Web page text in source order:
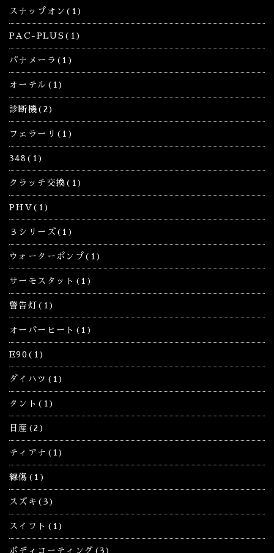
スナップオン(1)
PAC-PLUS(1)
パナメーラ(1)
オーテル(1)
診断機(2)
フェラーリ(1)
348(1)
クラッチ交換(1)
PHV(1)
３シリーズ(1)
ウォーターポンプ(1)
サーモスタット(1)
警告灯(1)
オーバーヒート(1)
E90(1)
ダイハツ(1)
タント(1)
日産(2)
ティアナ(1)
線傷(1)
スズキ(3)
スイフト(1)
ボディコーティング(3)